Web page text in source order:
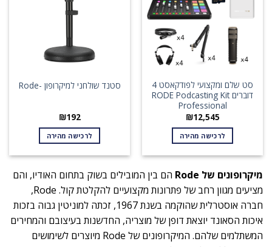
סט שלם ומקצועי לפודקאסט 4
דוברים RODE Podcasting Kit
Professional
₪12,545
לרכישה מהירה
סטנד שולחני למיקרופון -Rode
₪192
לרכישה מהירה
מיקרופונים של Rode
הם בין המובילים בשוק בתחום האודיו, והם
מציעים מגוון רחב של פתרונות מקצועיים להקלטת קול. Rode,
חברה אוסטרלית שהוקמה בשנת 1967, זכתה למוניטין גבוה בזכות
איכות הסאונד יוצאת דופן של מוצריה, החדשנות בעיצובם והמחירים
המשתלמים שלהם. המיקרופונים של Rode מיוצרים לשימושים